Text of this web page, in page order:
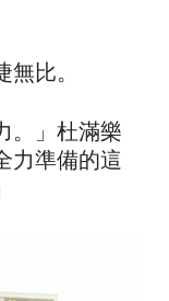
比。
。」杜滿樂
力準備的這